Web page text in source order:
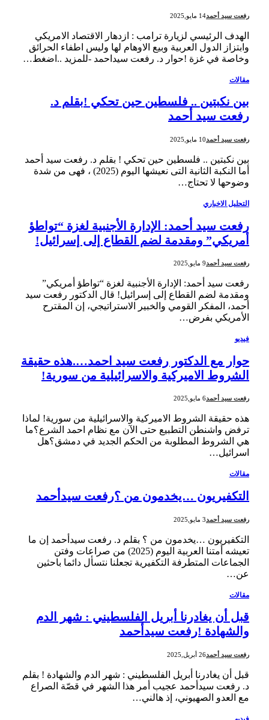
رفعت سيد أحمد14 مايو,2025
الهدف الرئيسي لزيارة ترامب : ازدهار الاقتصاد الامريكي
وابتزاز الدول العربية وبيع الاوهام لها وليس اطفاء الحرائق
وخاصة في غزة !حوار د. رفعت سيداحمد -للمزيد ..اضغط…
مقالات
بين نكبتين .. فلسطين حين تحكي !بقلم د.
رفعت سيد أحمد
رفعت سيد أحمد10 مايو,2025
بين نكبتين .. فلسطين حين تحكي ! بقلم د. رفعت سيد أحمد
أما النكبة الثانية التى نعيشها اليوم (2025) ، فهى من شدة
وضوحها لا تحتاج…
التحليل الاخباري
رفعت سيد أحمد: الإدارة الأجنبية لغزة “تواطؤ
أمريكي” ومقدمة لضم القطاع إلى إسرائيل!
رفعت سيد أحمد9 مايو,2025
رفعت سيد أحمد: الإدارة الأجنبية لغزة “تواطؤ أمريكي”
ومقدمة لضم القطاع إلى إسرائيل! قال الدكتور رفعت سيد
أحمد، المفكر القومي والخبير الاستراتيجي، إن المقترح
الأمريكي بفرض…
فيديو
حوار مع الدكتور رفعت سيد احمد….هذه حقيقة
الشروط الاميركية والاسرائيلية من سورية!
رفعت سيد أحمد6 مايو,2025
هذه حقيقة الشروط الاميركية والاسرائيلية من سورية! لماذا
ترفض واشنطن التطبيع حتى الآن مع نظام احمد الشرع؟ما
هي الشروط المطلوبة من الحكم الجديد في دمشق؟هل
اسرائيل…
مقالات
التكفيريون …يخدمون من ؟رفعت سيدأحمد
رفعت سيد أحمد3 مايو,2025
التكفيريون …يخدمون من ؟ بقلم د. رفعت سيدأحمد إن ما
تعيشه أمتنا العربية اليوم (2025) من صراعات وفتن
الجماعات المتطرفة التكفيرية تجعلنا نتسأل دائما باحثين
عن…
مقالات
قبل أن يغادرنا أبريل الفلسطيني : شهر الدم
والشهادة !رفعت سيدأحمد
رفعت سيد أحمد26 أبريل,2025
قبل أن يغادرنا أبريل الفلسطيني : شهر الدم والشهادة ! بقلم
د. رفعت سيدأحمد عجيب أمر هذا الشهر في قصّة الصراع
مع العدو الصهيوني، إذ هالني…